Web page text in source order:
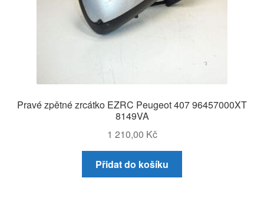
Pravé zpětné zrcátko EZRC Peugeot 407 96457000XT
8149VA
1 210,00 Kč
Přidat do košíku